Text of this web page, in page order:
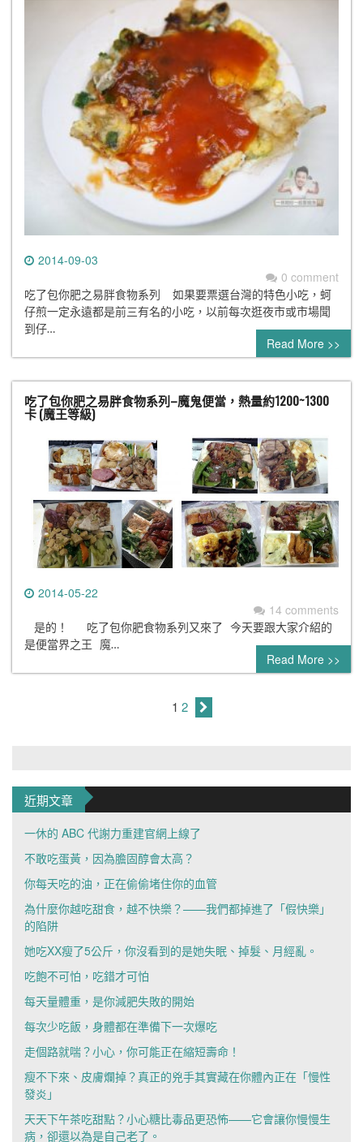
2014-09-03
0 comment
吃了包你肥之易胖食物系列 如果要票選台灣的特色小吃，蚵
仔煎一定永遠都是前三有名的小吃，以前每次逛夜市或市場聞
到仔…
Read More >>
吃了包你肥之易胖食物系列–魔鬼便當，熱量約1200~1300
卡 (魔王等級)
2014-05-22
14 comments
是的！ 吃了包你肥食物系列又來了 今天要跟大家介紹的
是便當界之王 魔…
Read More >>
1 2
近期文章
一休的 ABC 代謝力重建官網上線了
不敢吃蛋黃，因為膽固醇會太高？
你每天吃的油，正在偷偷堵住你的血管
為什麼你越吃甜食，越不快樂？——我們都掉進了「假快樂」
的陷阱
她吃XX瘦了5公斤，你沒看到的是她失眠、掉髮、月經亂。
吃飽不可怕，吃錯才可怕
每天量體重，是你減肥失敗的開始
每次少吃飯，身體都在準備下一次爆吃
走個路就喘？小心，你可能正在縮短壽命！
瘦不下來、皮膚爛掉？真正的兇手其實藏在你體內正在「慢性
發炎」
天天下午茶吃甜點？小心糖比毒品更恐怖——它會讓你慢慢生
病，卻還以為是自己老了。